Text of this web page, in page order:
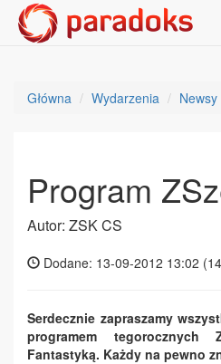
Główna Wydarzenia Newsy
Program
Autor: ZSK CS
Dodane: 13-09-2012 13:02 (
Serdecznie zapraszamy
programem tegorocznych
Fantastyką. Każdy na pewno